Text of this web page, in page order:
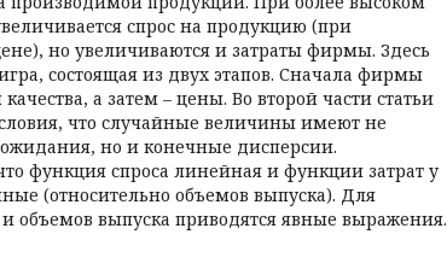
спрос на продукцию (при
но увеличиваются и затраты фирмы. Здесь
состоящая из двух этапов. Сначала фирмы
а затем – цены. Во второй части статьи
что случайные величины имеют не
но и конечные дисперсии.
функция спроса линейная и функции затрат у
(относительно объемов выпуска). Для
объемов выпуска приводятся явные выражения.